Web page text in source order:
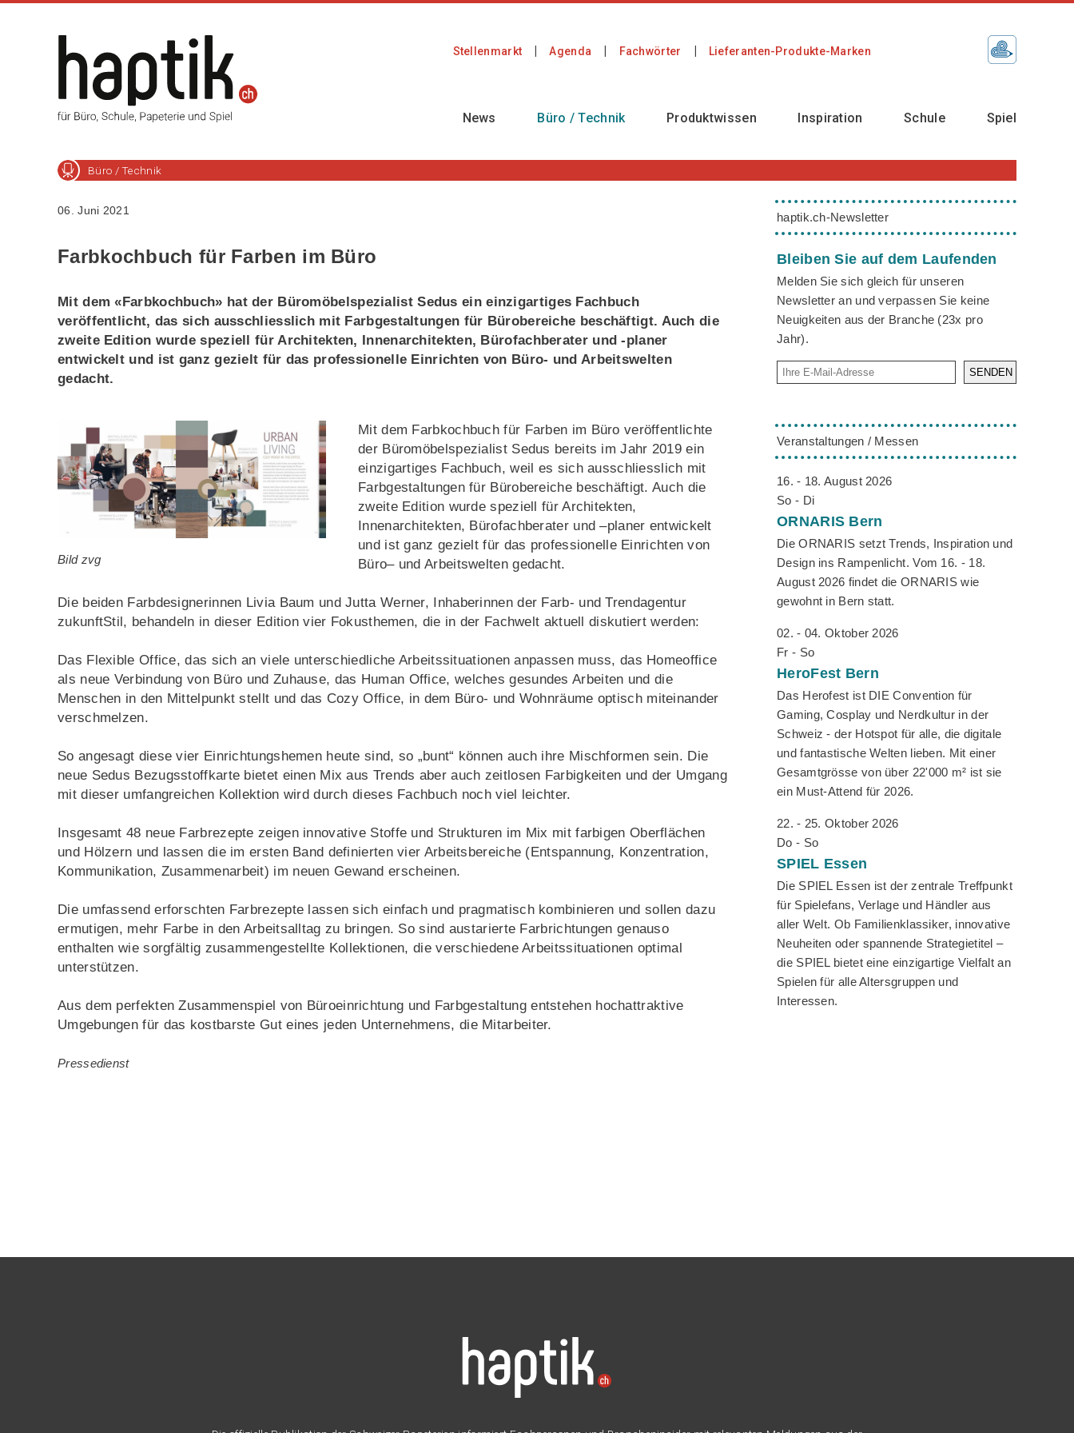
Stellenmarkt Agenda Fachwörter Lieferanten-Produkte-Marken
News Büro / Technik Produktwissen Inspiration Schule Spiel
Büro / Technik
06. Juni 2021
Farbkochbuch für Farben im Büro
Mit dem «Farbkochbuch» hat der Büromöbelspezialist Sedus ein einzigartiges Fachbuch
veröffentlicht, das sich ausschliesslich mit Farbgestaltungen für Bürobereiche beschäftigt. Auch die
zweite Edition wurde speziell für Architekten, Innenarchitekten, Bürofachberater und -planer
entwickelt und ist ganz gezielt für das professionelle Einrichten von Büro- und Arbeitswelten
gedacht.
Bild zvg
Mit dem Farbkochbuch für Farben im Büro veröffentlichte
der Büromöbelspezialist Sedus bereits im Jahr 2019 ein
einzigartiges Fachbuch, weil es sich ausschliesslich mit
Farbgestaltungen für Bürobereiche beschäftigt. Auch die
zweite Edition wurde speziell für Architekten,
Innenarchitekten, Bürofachberater und –planer entwickelt
und ist ganz gezielt für das professionelle Einrichten von
Büro– und Arbeitswelten gedacht.
Die beiden Farbdesignerinnen Livia Baum und Jutta Werner, Inhaberinnen der Farb- und Trendagentur
zukunftStil, behandeln in dieser Edition vier Fokusthemen, die in der Fachwelt aktuell diskutiert werden:
Das Flexible Office, das sich an viele unterschiedliche Arbeitssituationen anpassen muss, das Homeoffice
als neue Verbindung von Büro und Zuhause, das Human Office, welches gesundes Arbeiten und die
Menschen in den Mittelpunkt stellt und das Cozy Office, in dem Büro- und Wohnräume optisch miteinander
verschmelzen.
So angesagt diese vier Einrichtungshemen heute sind, so „bunt“ können auch ihre Mischformen sein. Die
neue Sedus Bezugsstoffkarte bietet einen Mix aus Trends aber auch zeitlosen Farbigkeiten und der Umgang
mit dieser umfangreichen Kollektion wird durch dieses Fachbuch noch viel leichter.
Insgesamt 48 neue Farbrezepte zeigen innovative Stoffe und Strukturen im Mix mit farbigen Oberflächen
und Hölzern und lassen die im ersten Band definierten vier Arbeitsbereiche (Entspannung, Konzentration,
Kommunikation, Zusammenarbeit) im neuen Gewand erscheinen.
Die umfassend erforschten Farbrezepte lassen sich einfach und pragmatisch kombinieren und sollen dazu
ermutigen, mehr Farbe in den Arbeitsalltag zu bringen. So sind austarierte Farbrichtungen genauso
enthalten wie sorgfältig zusammengestellte Kollektionen, die verschiedene Arbeitssituationen optimal
unterstützen.
Aus dem perfekten Zusammenspiel von Büroeinrichtung und Farbgestaltung entstehen hochattraktive
Umgebungen für das kostbarste Gut eines jeden Unternehmens, die Mitarbeiter.
Pressedienst
haptik.ch-Newsletter
Bleiben Sie auf dem Laufenden
Melden Sie sich gleich für unseren
Newsletter an und verpassen Sie keine
Neuigkeiten aus der Branche (23x pro
Jahr).
SENDEN
Veranstaltungen / Messen
16. - 18. August 2026
So - Di
ORNARIS Bern
Die ORNARIS setzt Trends, Inspiration und
Design ins Rampenlicht. Vom 16. - 18.
August 2026 findet die ORNARIS wie
gewohnt in Bern statt.
02. - 04. Oktober 2026
Fr - So
HeroFest Bern
Das Herofest ist DIE Convention für
Gaming, Cosplay und Nerdkultur in der
Schweiz - der Hotspot für alle, die digitale
und fantastische Welten lieben. Mit einer
Gesamtgrösse von über 22'000 m² ist sie
ein Must-Attend für 2026.
22. - 25. Oktober 2026
Do - So
SPIEL Essen
Die SPIEL Essen ist der zentrale Treffpunkt
für Spielefans, Verlage und Händler aus
aller Welt. Ob Familienklassiker, innovative
Neuheiten oder spannende Strategietitel –
die SPIEL bietet eine einzigartige Vielfalt an
Spielen für alle Altersgruppen und
Interessen.